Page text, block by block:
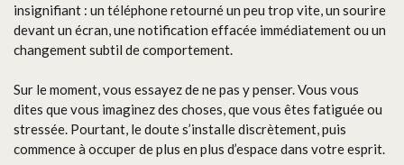
insignifiant : un téléphone retourné un peu trop vite, un sourire
devant un écran, une notification effacée immédiatement ou un
changement subtil de comportement.
Sur le moment, vous essayez de ne pas y penser. Vous vous
dites que vous imaginez des choses, que vous êtes fatiguée ou
stressée. Pourtant, le doute s’installe discrètement, puis
commence à occuper de plus en plus d’espace dans votre esprit.